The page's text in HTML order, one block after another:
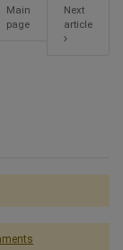
Main
page
Next
article